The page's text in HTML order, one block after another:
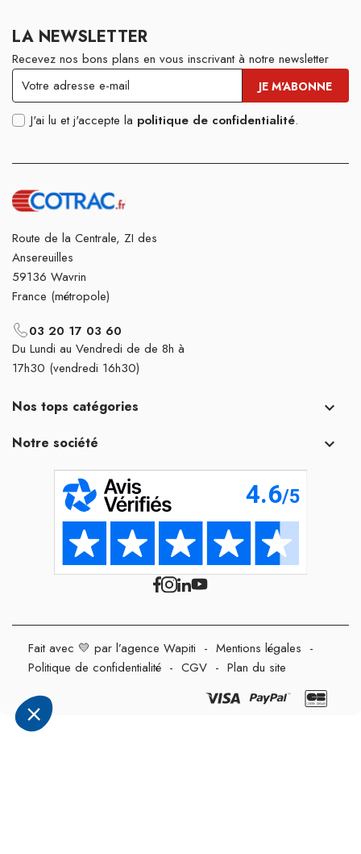
LA NEWSLETTER
Recevez nos bons plans en vous inscrivant à notre newsletter
J'ai lu et j'accepte la politique de confidentialité.
Route de la Centrale, ZI des
Ansereuilles
59136 Wavrin
France (métropole)
03 20 17 03 60
Du Lundi au Vendredi de de 8h à
17h30 (vendredi 16h30)
Nos tops catégories 
Notre société 
Fait avec 💛 par l’agence Wapiti - Mentions légales -
Politique de confidentialité - CGV - Plan du site